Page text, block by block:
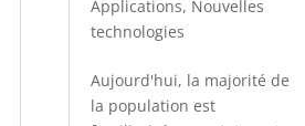
Applications, Nouvelles
technologies
Aujourd'hui, la majorité de
la population est